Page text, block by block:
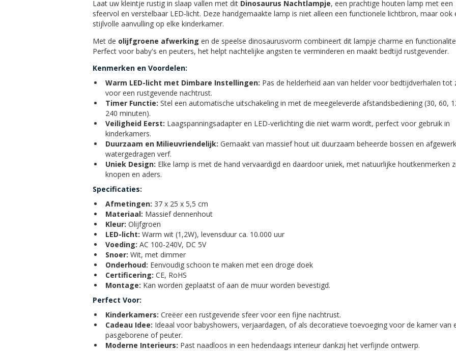
Laat uw kleintje rustig in slaap vallen met dit Dinosaurus Nachtlampje, een prachtige houten lamp met een
sfeervol en verstelbaar LED-licht. Deze handgemaakte lamp is niet alleen een functionele lichtbron, maar ook
stijlvolle aanvulling op elke kinderkamer.
Met de olijfgroene afwerking en de speelse dinosaurusvorm combineert dit lampje charme en
Perfect voor baby's en peuters, het helpt nachtelijke angsten te verminderen en maakt bedtijd rustgevender.
Kenmerken en Voordelen:
Warm LED-licht met Dimbare Instellingen: Pas de helderheid aan van helder voor bedtijdverhalen tot
voor een rustgevende nachtrust.
Timer Functie: Stel een automatische uitschakeling in met de meegeleverde afstandsbediening (30, 60,
240 minuten).
Veiligheid Eerst: Laagspanningsadapter en LED-verlichting die niet warm wordt, perfect voor gebruik in
kinderkamers.
Duurzaam en Milieuvriendelijk: Gemaakt van massief hout uit duurzaam beheerde bossen en
watergedragen verf.
Uniek Design: Elke lamp is met de hand vervaardigd en daardoor uniek, met natuurlijke houtkenmerken
knopen en aders.
Specificaties:
Afmetingen: 37 x 25 x 5,5 cm
Materiaal: Massief dennenhout
Kleur: Olijfgroen
LED-licht: Warm wit (1,2W), levensduur ca. 10.000 uur
Voeding: AC 100-240V, DC 5V
Snoer: Wit, met dimmer
Onderhoud: Eenvoudig schoon te maken met een droge doek
Certificering: CE, RoHS
Montage: Kan worden geplaatst of aan de muur worden bevestigd.
Perfect Voor:
Kinderkamers: Creëer een rustgevende sfeer voor een fijne nachtrust.
Cadeau Idee: Ideaal voor babyshowers, verjaardagen, of als decoratieve toevoeging voor de kamer van
pasgeborene of peuter.
Moderne Interieurs: Past naadloos in een hedendaags interieur dankzij het verfijnde ontwerp.